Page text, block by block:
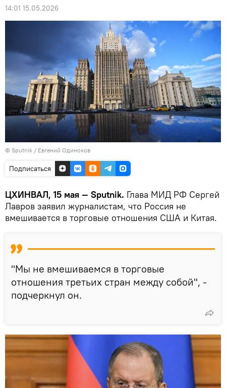
14:01 15.05.2026
© Sputnik / Евгений Одиноков
Подписаться
ЦХИНВАЛ, 15 мая — Sputnik. Глава МИД РФ Сергей
Лавров заявил журналистам, что Россия не
вмешивается в торговые отношения США и Китая.
"Мы не вмешиваемся в торговые
отношения третьих стран между собой", -
подчеркнул он.